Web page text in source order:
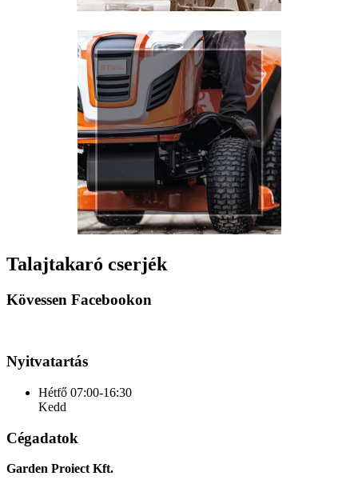
Talajtakaró cserjék
Kövessen Facebookon
Nyitvatartás
Hétfő 07:00-16:30
Kedd
Cégadatok
Garden Proiect Kft.